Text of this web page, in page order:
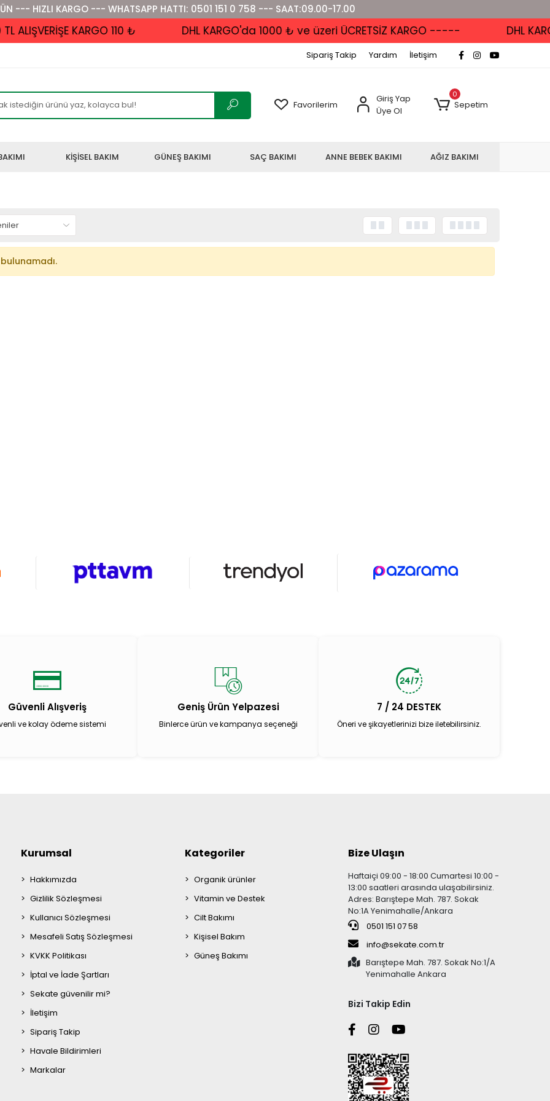
--- HIZLI KARGO --- WHATSAPP HATTI: 0501 151 0 758 --- SAAT:09.00-17.00
KARGO 110 ₺ DHL KARGO'da 1000 ₺ ve üzeri ÜCRETSİZ KARGO ----- DHL
Sipariş Takip Yardım İletişim
Favorilerim
Giriş Yap
Üye Ol
0
Sepetim
KİŞİSEL BAKIM GÜNEŞ BAKIMI SAÇ BAKIMI ANNE BEBEK BAKIMI AĞIZ BAKIMI
Güvenli Alışveriş
ve kolay ödeme sistemi
Geniş Ürün Yelpazesi
Binlerce ürün ve kampanya seçeneği
7 / 24 DESTEK
Öneri ve şikayetlerinizi bize iletebilirsiniz.
Kurumsal
Hakkımızda
Gizlilik Sözleşmesi
Kullanıcı Sözleşmesi
Mesafeli Satış Sözleşmesi
KVKK Politikası
İptal ve İade Şartları
Sekate güvenilir mi?
İletişim
Sipariş Takip
Havale Bildirimleri
Markalar
Kategoriler
Organik ürünler
Vitamin ve Destek
Cilt Bakımı
Kişisel Bakım
Güneş Bakımı
Bize Ulaşın
Haftaiçi 09:00 - 18:00 Cumartesi 10:00 -
13:00 saatleri arasında ulaşabilirsiniz.
Adres: Barıştepe Mah. 787. Sokak
No:1A Yenimahalle/Ankara
0501 151 07 58
info@sekate.com.tr
Barıştepe Mah. 787. Sokak No:1/A
Yenimahalle Ankara
Bizi Takip Edin